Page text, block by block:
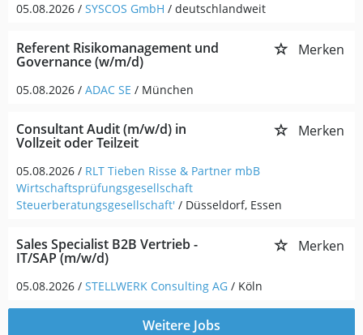
05.08.2026 / SYSCOS GmbH / deutschlandweit
Referent Risikomanagement und
Governance (w/m/d)
Merken
05.08.2026 / ADAC SE / München
Consultant Audit (m/w/d) in
Vollzeit oder Teilzeit
Merken
05.08.2026 / RLT Tieben Risse & Partner mbB
Wirtschaftsprüfungsgesellschaft
Steuerberatungsgesellschaft' / Düsseldorf, Essen
Sales Specialist B2B Vertrieb -
IT/SAP (m/w/d)
Merken
05.08.2026 / STELLWERK Consulting AG / Köln
Weitere Jobs